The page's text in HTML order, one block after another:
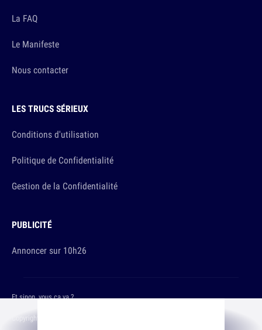
La FAQ
Le Manifeste
Nous contacter
LES TRUCS SÉRIEUX
Conditions d'utilisation
Politique de Confidentialité
Gestion de la Confidentialité
PUBLICITÉ
Annoncer sur 10h26
Copyright © 2026 The Original Publishing Studio
Et sinon, vous ça va ?